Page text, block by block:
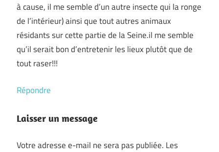
à cause, il me semble d’un autre insecte qui la ronge
de l’intérieur) ainsi que tout autres animaux
résidants sur cette partie de la Seine.il me semble
qu’il serait bon d’entretenir les lieux plutôt que de
tout raser!!!
Répondre
Laisser un message
Votre adresse e-mail ne sera pas publiée. Les